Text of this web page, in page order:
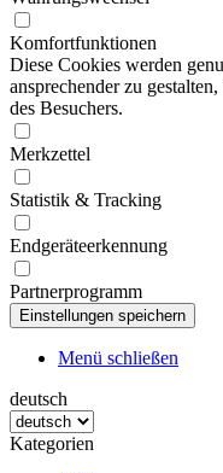
Komfortfunktionen
Diese Cookies werden
ansprechender zu
des Besuchers.
Merkzettel
Statistik & Tracking
Endgeräteerkennung
Partnerprogramm
Menü schließen
deutsch
Kategorien